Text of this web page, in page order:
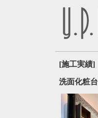
[施工実績]
洗面化粧台